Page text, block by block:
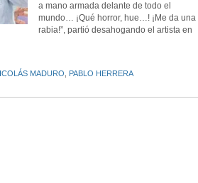
a mano armada delante de todo el
mundo… ¡Qué horror, hue…! ¡Me da una
rabia!”, partió desahogando el artista en
MADURO PABLO HERRERA